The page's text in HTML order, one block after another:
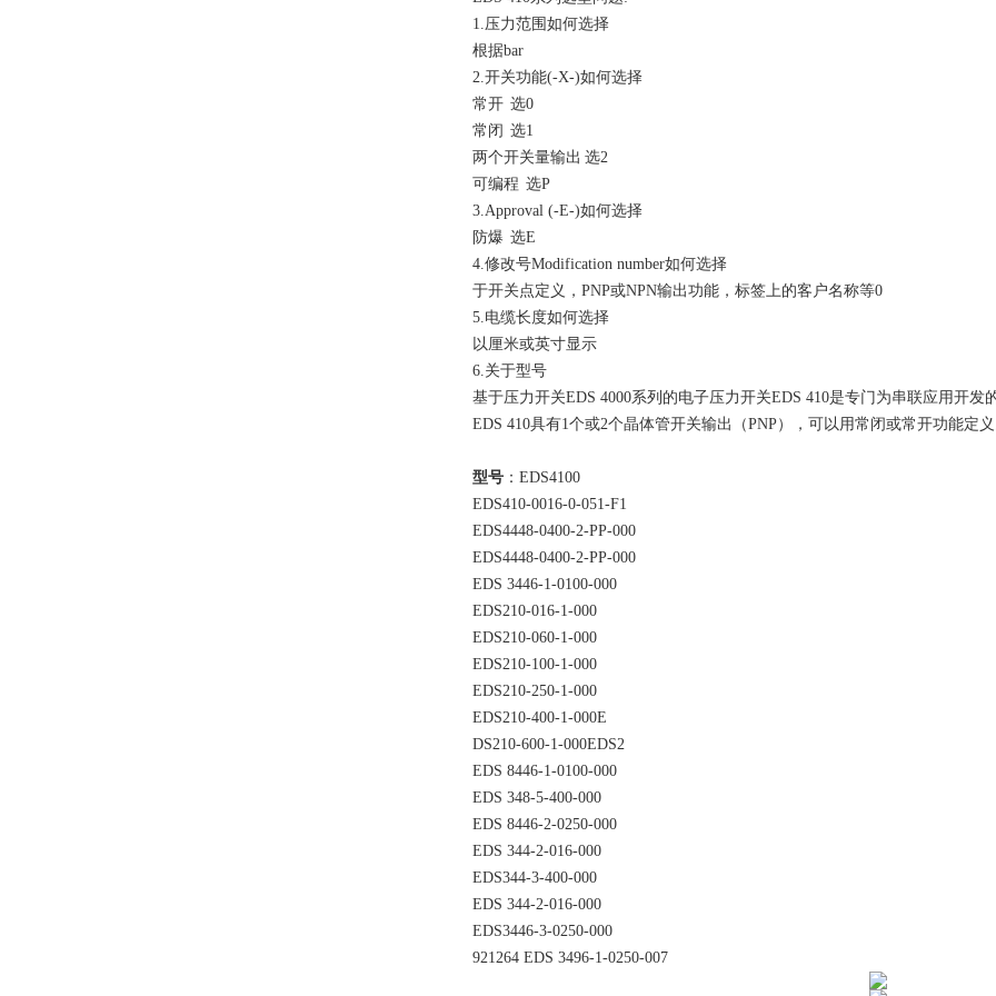
1.压力范围如何选择
根据bar
2.开关功能(-X-)如何选择
常开 选0
常闭 选1
两个开关量输出 选2
可编程 选P
3.Approval (-E-)如何选择
防爆 选E
4.修改号Modification number如何选择
于开关点定义， PNP或NPN输出功能，标签上的客户名称等0
5.电缆长度如何选择
以厘米或英寸显示
6.关于型号
基于压力开关EDS 4000系列的电子压力开关EDS 410是专门为串联应用开发的
EDS 410具有1个或2个晶体管开关输出（PNP），可以用常闭或常开功能定义
型号 ： EDS4100
EDS410-0016-0-051-F1
EDS4448-0400-2-PP-000
EDS4448-0400-2-PP-000
EDS 3446-1-0100-000
EDS210-016-1-000
EDS210-060-1-000
EDS210-100-1-000
EDS210-250-1-000
EDS210-400-1-000E
DS210-600-1-000EDS2
EDS 8446-1-0100-000
EDS 348-5-400-000
EDS 8446-2-0250-000
EDS 344-2-016-000
EDS344-3-400-000
EDS 344-2-016-000
EDS3446-3-0250-000
921264 EDS 3496-1-0250-007